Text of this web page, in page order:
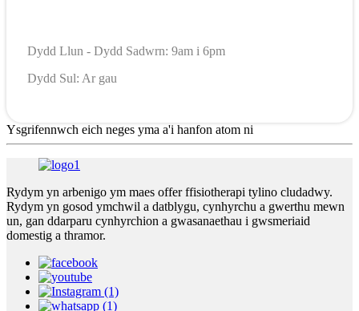
Dydd Llun - Dydd Sadwrn: 9am i 6pm
Dydd Sul: Ar gau
Ysgrifennwch eich neges yma a'i hanfon atom ni
Rydym yn arbenigo ym maes offer ffisiotherapi tylino cludadwy.
Rydym yn gosod ymchwil a datblygu, cynhyrchu a gwerthu mewn
un, gan ddarparu cynhyrchion a gwasanaethau i gwsmeriaid
domestig a thramor.